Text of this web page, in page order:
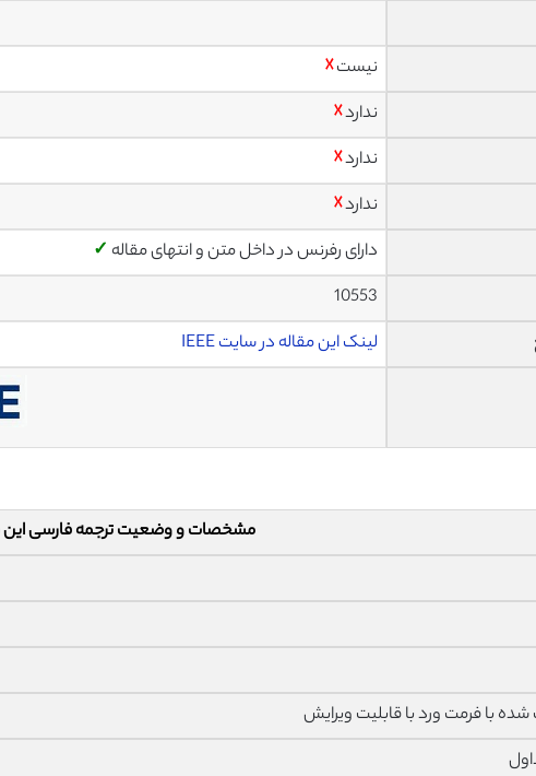
نیست☓
ندارد☓
ندارد☓
ندارد☓
دارای رفرنس در داخل متن و انتهای مقاله ✓
10553
لینک این مقاله در سایت IEEE
مشخصات و وضعیت ترجمه فارسی این
با فرمت ورد با قابلیت ویرایش